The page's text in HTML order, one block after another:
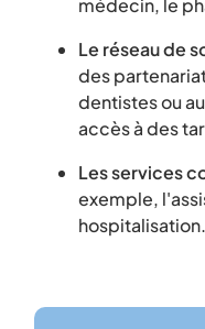
médecin, le
Le réseau de
des
dentistes ou
accès à des
Les services
exemple,
hospitalisation.